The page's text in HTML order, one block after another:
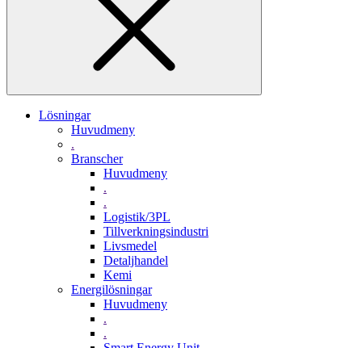
Lösningar
Huvudmeny
.
Branscher
Huvudmeny
.
.
Logistik/3PL
Tillverkningsindustri
Livsmedel
Detaljhandel
Kemi
Energilösningar
Huvudmeny
.
.